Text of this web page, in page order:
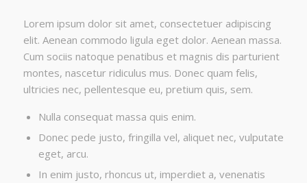
Lorem ipsum dolor sit amet, consectetuer adipiscing
elit. Aenean commodo ligula eget dolor. Aenean massa.
Cum sociis natoque penatibus et magnis dis parturient
montes, nascetur ridiculus mus. Donec quam felis,
ultricies nec, pellentesque eu, pretium quis, sem.
Nulla consequat massa quis enim.
Donec pede justo, fringilla vel, aliquet nec, vulputate
eget, arcu.
In enim justo, rhoncus ut, imperdiet a, venenatis